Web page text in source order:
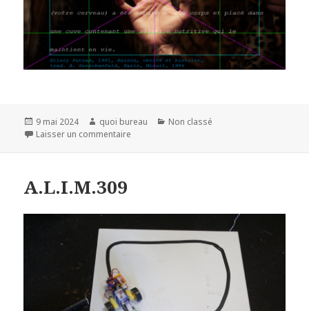
Publié
le
9 mai 2024 Auteur
quoi bureau Catégories
Non classé
Laisser un commentaire
A.L.I.M.309